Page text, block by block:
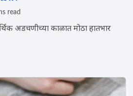
read
अडचणीच्या काळात मोठा हातभार